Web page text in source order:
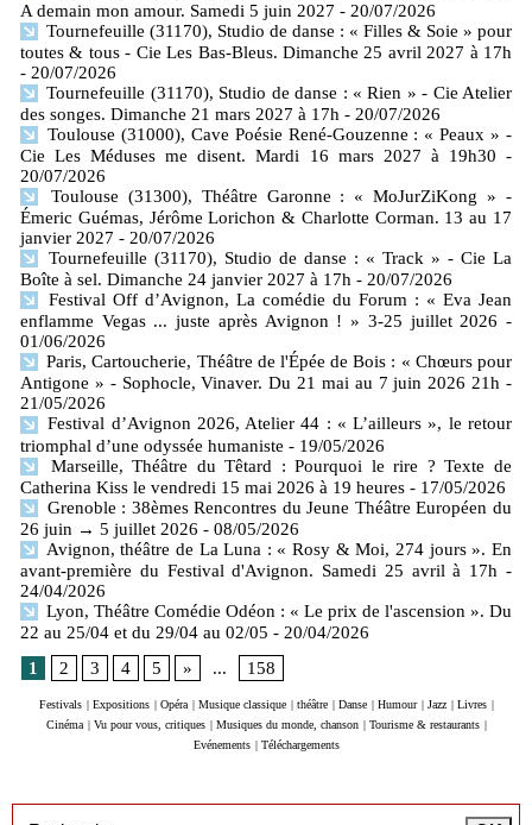
A demain mon amour. Samedi 5 juin 2027 - 20/07/2026
Tournefeuille (31170), Studio de danse : « Filles & Soie » pour
toutes & tous - Cie Les Bas-Bleus. Dimanche 25 avril 2027 à 17h
- 20/07/2026
Tournefeuille (31170), Studio de danse : « Rien » - Cie Atelier
des songes. Dimanche 21 mars 2027 à 17h - 20/07/2026
Toulouse (31000), Cave Poésie René-Gouzenne : « Peaux » -
Cie Les Méduses me disent. Mardi 16 mars 2027 à 19h30 -
20/07/2026
Toulouse (31300), Théâtre Garonne : « MoJurZiKong » -
Émeric Guémas, Jérôme Lorichon & Charlotte Corman. 13 au 17
janvier 2027 - 20/07/2026
Tournefeuille (31170), Studio de danse : « Track » - Cie La
Boîte à sel. Dimanche 24 janvier 2027 à 17h - 20/07/2026
Festival Off d’Avignon, La comédie du Forum : « Eva Jean
enflamme Vegas ... juste après Avignon ! » 3-25 juillet 2026 -
01/06/2026
Paris, Cartoucherie, Théâtre de l'Épée de Bois : « Chœurs pour
Antigone » - Sophocle, Vinaver. Du 21 mai au 7 juin 2026 21h -
21/05/2026
Festival d’Avignon 2026, Atelier 44 : « L’ailleurs », le retour
triomphal d’une odyssée humaniste - 19/05/2026
Marseille, Théâtre du Têtard : Pourquoi le rire ? Texte de
Catherina Kiss le vendredi 15 mai 2026 à 19 heures - 17/05/2026
Grenoble : 38èmes Rencontres du Jeune Théâtre Européen du
26 juin → 5 juillet 2026 - 08/05/2026
Avignon, théâtre de La Luna : « Rosy & Moi, 274 jours ». En
avant-première du Festival d'Avignon. Samedi 25 avril à 17h -
24/04/2026
Lyon, Théâtre Comédie Odéon : « Le prix de l'ascension ». Du
22 au 25/04 et du 29/04 au 02/05 - 20/04/2026
1
2 3 4 5 » ... 158
Festivals | Expositions | Opéra | Musique classique | théâtre | Danse | Humour | Jazz | Livres |
Cinéma | Vu pour vous, critiques | Musiques du monde, chanson | Tourisme & restaurants |
Evénements | Téléchargements